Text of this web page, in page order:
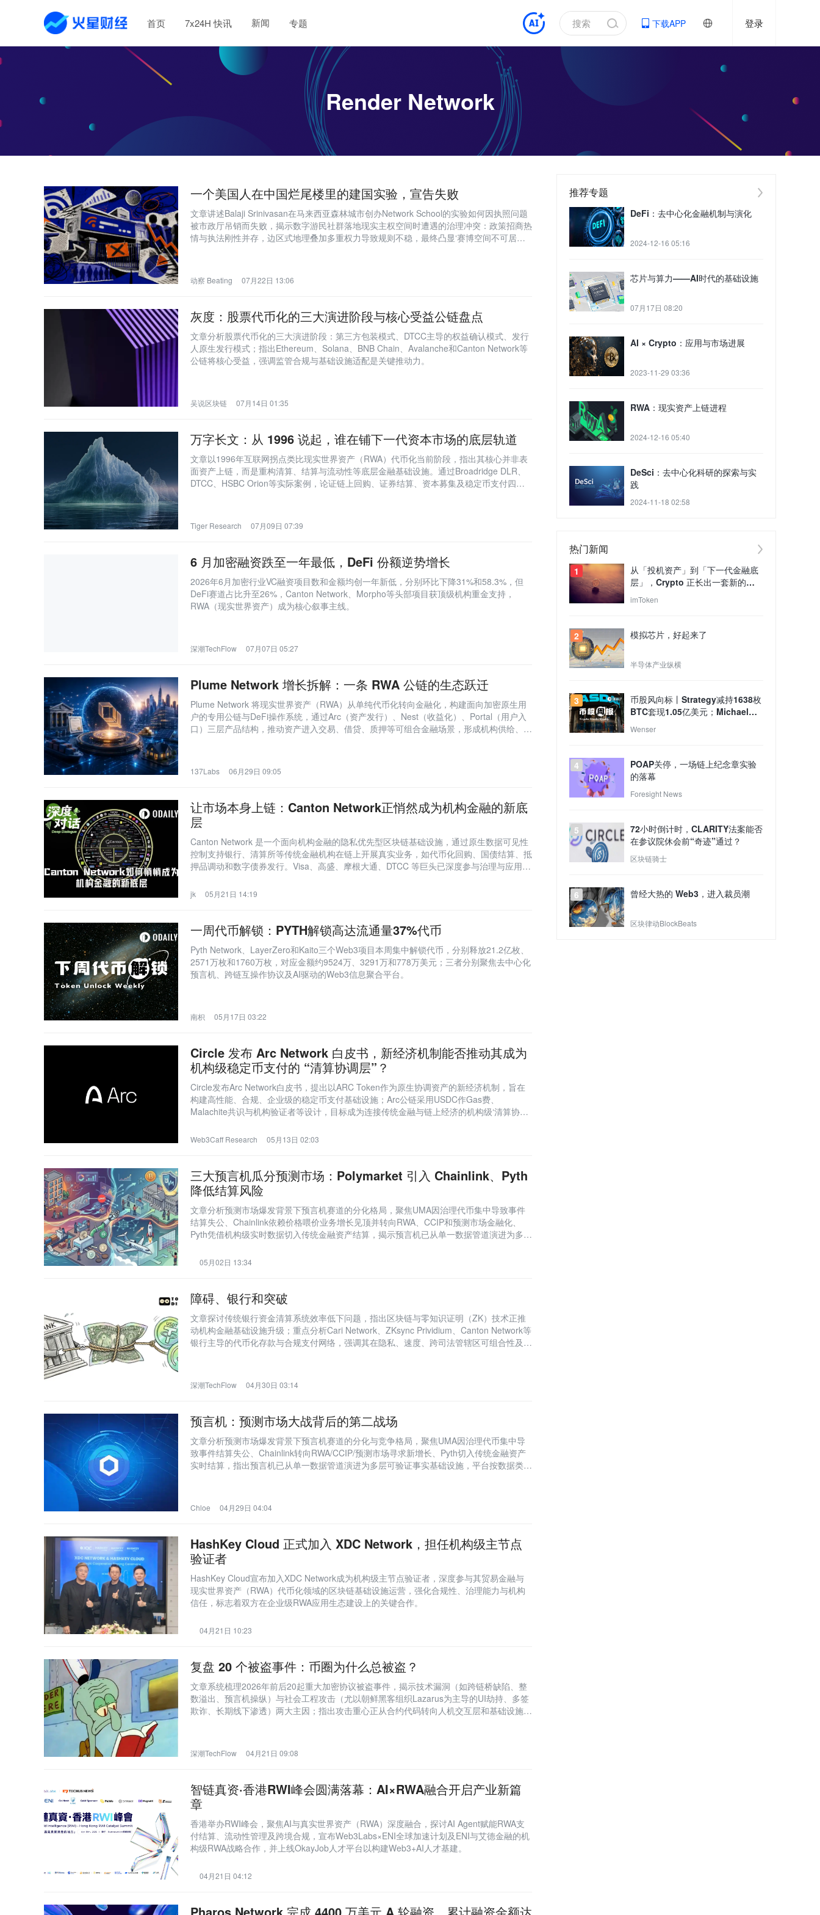
首页 7x24H 快讯 新闻 专题 下载APP 登录
Render Network
一个美国人在中国烂尾楼里的建国实验，宣告失败
文章讲述Balaji Srinivasan在马来西亚森林城市创办Network School的实验如何因执照问题
被市政厅吊销而失败，揭示数字游民社群落地现实主权空间时遭遇的治理冲突：政策招商热
情与执法刚性并存，边区式地理叠加多重权力导致规则不稳，最终凸显‘赛博空间不可居
动察 Beating 07月22日 13:06
灰度：股票代币化的三大演进阶段与核心受益公链盘点
文章分析股票代币化的三大演进阶段：第三方包装模式、DTCC主导的权益确认模式、发行
人原生发行模式；指出Ethereum、Solana、BNB Chain、Avalanche和Canton Network等
公链将核心受益，强调监管合规与基础设施适配是关键推动力。
吴说区块链 07月14日 01:35
万字长文：从 1996 说起，谁在铺下一代资本市场的底层轨道
文章以1996年互联网拐点类比现实世界资产（RWA）代币化当前阶段，指出其核心并非表
面资产上链，而是重构清算、结算与流动性等底层金融基础设施。通过Broadridge DLR、
DTCC、HSBC Orion等实际案例，论证链上回购、证券结算、资本募集及稳定币支付四大
Tiger Research 07月09日 07:39
6 月加密融资跌至一年最低，DeFi 份额逆势增长
2026年6月加密行业VC融资项目数和金额均创一年新低，分别环比下降31%和58.3%，但
DeFi赛道占比升至26%，Canton Network、Morpho等头部项目获顶级机构重金支持，
RWA（现实世界资产）成为核心叙事主线。
深潮TechFlow 07月07日 05:27
Plume Network 增长拆解：一条 RWA 公链的生态跃迁
Plume Network 将现实世界资产（RWA）从单纯代币化转向金融化，构建面向加密原生用
户的专用公链与DeFi操作系统，通过Arc（资产发行）、Nest（收益化）、Portal（用户入
口）三层产品结构，推动资产进入交易、借贷、质押等可组合金融场景，形成机构供给、用
137Labs 06月29日 09:05
让市场本身上链：Canton Network正悄然成为机构金融的新底
层
Canton Network 是一个面向机构金融的隐私优先型区块链基础设施，通过原生数据可见性
控制支持银行、清算所等传统金融机构在链上开展真实业务，如代币化回购、国债结算、抵
押品调动和数字债券发行。Visa、高盛、摩根大通、DTCC 等巨头已深度参与治理与应用，
jk 05月21日 14:19
一周代币解锁：PYTH解锁高达流通量37%代币
Pyth Network、LayerZero和Kaito三个Web3项目本周集中解锁代币，分别释放21.2亿枚、
2571万枚和1760万枚，对应金额约9524万、3291万和778万美元；三者分别聚焦去中心化
预言机、跨链互操作协议及AI驱动的Web3信息聚合平台。
南枳 05月17日 03:22
Circle 发布 Arc Network 白皮书，新经济机制能否推动其成为
机构级稳定币支付的 “清算协调层”？
Circle发布Arc Network白皮书，提出以ARC Token作为原生协调资产的新经济机制，旨在
构建高性能、合规、企业级的稳定币支付基础设施；Arc公链采用USDC作Gas费、
Malachite共识与机构验证者等设计，目标成为连接传统金融与链上经济的机构级‘清算协调
Web3Caff Research 05月13日 02:03
三大预言机瓜分预测市场：Polymarket 引入 Chainlink、Pyth
降低结算风险
文章分析预测市场爆发背景下预言机赛道的分化格局，聚焦UMA因治理代币集中导致事件
结算失公、Chainlink依赖价格喂价业务增长见顶并转向RWA、CCIP和预测市场金融化、
Pyth凭借机构级实时数据切入传统金融资产结算，揭示预言机已从单一数据管道演进为多
05月02日 13:34
障碍、银行和突破
文章探讨传统银行资金清算系统效率低下问题，指出区块链与零知识证明（ZK）技术正推
动机构金融基础设施升级；重点分析Cari Network、ZKsync Prividium、Canton Network等
银行主导的代币化存款与合规支付网络，强调其在隐私、速度、跨司法管辖区可组合性及
深潮TechFlow 04月30日 03:14
预言机：预测市场大战背后的第二战场
文章分析预测市场爆发背景下预言机赛道的分化与竞争格局，聚焦UMA因治理代币集中导
致事件结算失公、Chainlink转向RWA/CCIP/预测市场寻求新增长、Pyth切入传统金融资产
实时结算，指出预言机已从单一数据管道演进为多层可验证事实基础设施，平台按数据类型
Chloe 04月29日 04:04
HashKey Cloud 正式加入 XDC Network，担任机构级主节点
验证者
HashKey Cloud宣布加入XDC Network成为机构级主节点验证者，深度参与其贸易金融与
现实世界资产（RWA）代币化领域的区块链基础设施运营，强化合规性、治理能力与机构
信任，标志着双方在企业级RWA应用生态建设上的关键合作。
04月21日 10:23
复盘 20 个被盗事件：币圈为什么总被盗？
文章系统梳理2026年前后20起重大加密协议被盗事件，揭示技术漏洞（如跨链桥缺陷、整
数溢出、预言机操纵）与社会工程攻击（尤以朝鲜黑客组织Lazarus为主导的UI劫持、多签
欺诈、长期线下渗透）两大主因；指出攻击重心正从合约代码转向人机交互层和基础设施依
深潮TechFlow 04月21日 09:08
智链真资·香港RWI峰会圆满落幕：AI×RWA融合开启产业新篇
章
香港举办RWI峰会，聚焦AI与真实世界资产（RWA）深度融合，探讨AI Agent赋能RWA支
付结算、流动性管理及跨境合规，宣布Web3Labs×ENI全球加速计划及ENI与艾德金融的机
构级RWA战略合作，并上线OkayJob人才平台以构建Web3+AI人才基建。
04月21日 04:12
推荐专题
DeFi：去中心化金融机制与演化
2024-12-16 05:16
芯片与算力——AI时代的基础设施
07月17日 08:20
AI × Crypto：应用与市场进展
2023-11-29 03:36
RWA：现实资产上链进程
2024-12-16 05:40
DeSci：去中心化科研的探索与实
践
2024-11-18 02:58
热门新闻
1
从「投机资产」到「下一代金融底
层」，Crypto 正长出一套新的
TradFi 世界？
imToken
2 模拟芯片，好起来了
半导体产业纵横
3
币股风向标丨Strategy减持1638枚
BTC套现1.05亿美元；Michael
Saylor重申本人未出售任何比特
币，Strategy买卖行为与个人持仓
Wenser
4
POAP关停，一场链上纪念章实验
的落幕
Foresight News
5
72小时倒计时，CLARITY法案能否
在参议院休会前“奇迹”通过？
区块链骑士
6 曾经大热的 Web3，进入裁员潮
区块律动BlockBeats